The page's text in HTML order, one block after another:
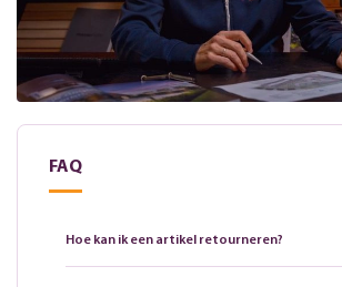
FAQ
Hoe kan ik een artikel retourneren?